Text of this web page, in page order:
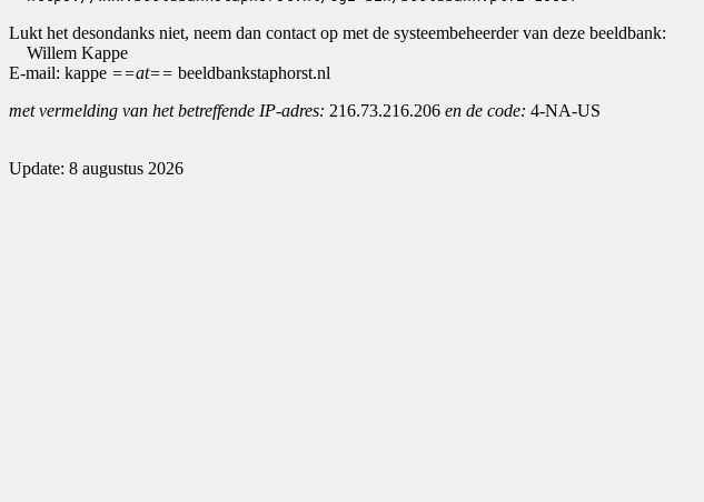
Lukt het desondanks niet, neem dan contact op met de systeembeheerder van deze beeldbank:
Willem Kappe
E-mail: kappe ==at== beeldbankstaphorst.nl
met vermelding van het betreffende IP-adres: 216.73.216.206 en de code: 4-NA-US
Update: 8 augustus 2026